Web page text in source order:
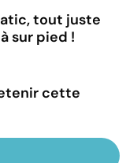
tout juste
sur pied !
cette